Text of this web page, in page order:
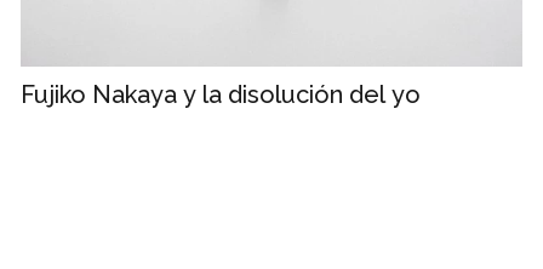
Fujiko Nakaya y la disolución del yo